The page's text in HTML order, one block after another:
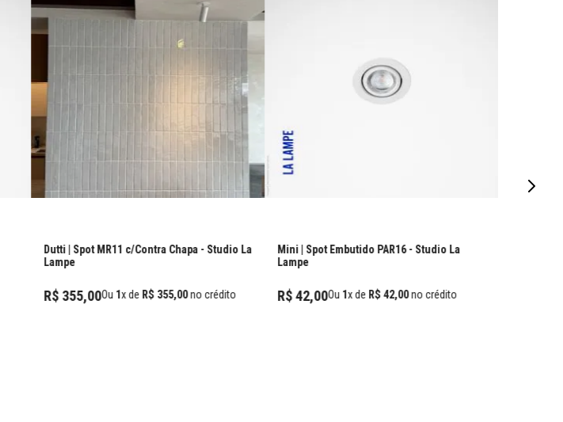
Dutti | Spot MR11 c/Contra Chapa - Studio La
Lampe
R$ 355,00Ou 1x de R$ 355,00no crédito
Mini | Spot Embutido PAR16 - Studio La
Lampe
R$42,00Ou 1x de R$42,00no crédito